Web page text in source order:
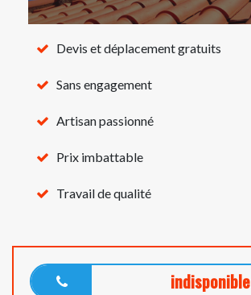
Devis et déplacement gratuits
Sans engagement
Artisan passionné
Prix imbattable
Travail de qualité
indisponible